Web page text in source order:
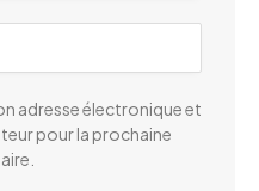
adresse électronique et
pour la prochaine